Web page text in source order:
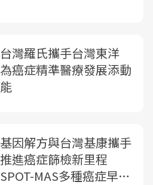
台灣羅氏攜手台灣東洋
為癌症精準醫療發展添動
能
基因解方與台灣基康攜手
推進癌症篩檢新里程
SPOT-MAS多種癌症早期